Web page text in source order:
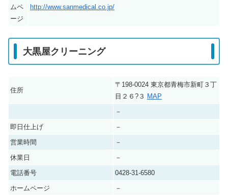
ムペ
ージ
http://www.sanmedical.co.jp/
大黒屋クリーニング
住所
〒198-0024 東京都青梅市新町３丁
目２６?３ MAP
－
即日仕上げ
－
営業時間
－
休業日
－
電話番号
0428-31-6580
ホームページ
－